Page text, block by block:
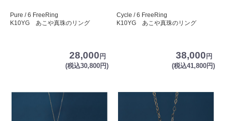
Pure / 6 FreeRing
K10YG あこや真珠のリング
28,000 円
(税込30,800円)
Cycle / 6 FreeRing
K10YG あこや真珠のリング
38,000 円
(税込41,800円)